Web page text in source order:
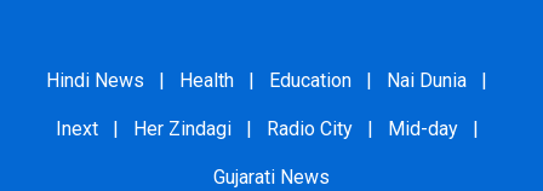
Hindi News Health Education Nai Dunia
Inext Her Zindagi Radio City Mid-day
Gujarati News